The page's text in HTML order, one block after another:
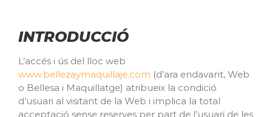
INTRODUCCIÓ
L’accés i ús del lloc web
www.bellezaymaquillaje.com (d’ara endavant, Web
o Bellesa i Maquillatge) atribueix la condició
d’usuari al visitant de la Web i implica la total
acceptació sense reserves per part de l’usuari de les